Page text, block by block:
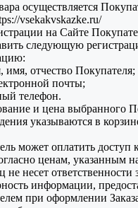
осуществляется
vsekakvskazke.ru/
на Сайте
следующую
имя, отчество Покупателя;
почты;
телефон.
и цена выбранного
указываются в
может оплатить доступ
ценам, указанным
не несет ответственности
информации,
при оформлении